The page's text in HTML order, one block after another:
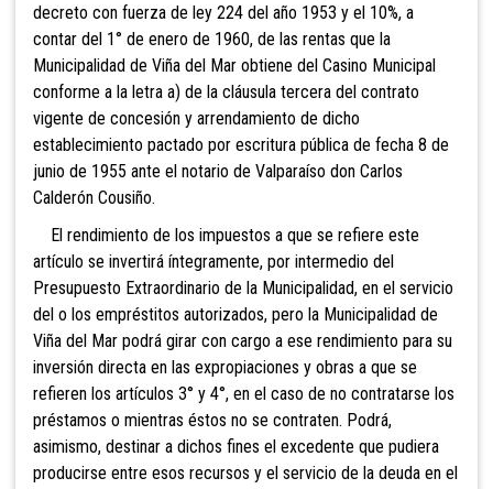
decreto con fuerza de ley 224 del año 1953 y el 10%, a
contar del 1° de enero de 1960, de las rentas que la
Municipalidad de Viña del Mar obtiene del Casino Municipal
conforme a la letra a) de la cláusula tercera del contrato
vigente de concesión y arrendamiento de dicho
establecimiento pactado por escritura pública de fecha 8 de
junio de 1955 ante el notario de Valparaíso don Carlos
Calderón Cousiño.
El rendimiento de los impuestos a que se refiere este
artículo se invertirá íntegramente, por intermedio del
Presupuesto Extraordinario de la Municipalidad, en el servicio
del o los empréstitos autorizados, pero la Municipalidad de
Viña del Mar podrá girar con cargo a ese rendimiento para su
inversión directa en las expropiaciones y obras a que se
refieren los artículos 3° y 4°, en el caso de no contratarse los
préstamos o mientras éstos no se contraten. Podrá,
asimismo, destinar a dichos fines el excedente que pudiera
producirse entre esos recursos y el servicio de la deuda en el